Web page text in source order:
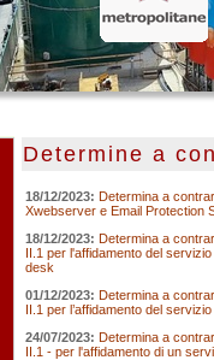
Determine a
18/12/2023: Determina a
Xwebserver e Email Protection
18/12/2023: Determina a
II.1 per l'affidamento del
desk
01/12/2023: Determina a
II.1 per l’affidamento del
24/07/2023: Determina a
II.1 - per l'affidamento di un